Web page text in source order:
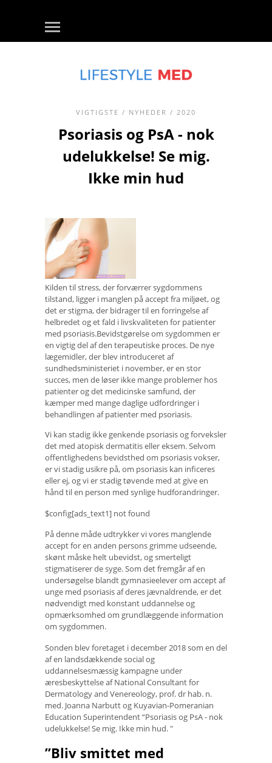
VIGTIGSTE / NYHEDER / 2020
Psoriasis og PsA - nok
udelukkelse! Se mig.
Ikke min hud
Kilden til stress, der forværrer sygdommens
tilstand, ligger i manglen på accept fra miljøet, og
det er stigma, der bidrager til en forringelse af
helbredet og et fald i livskvaliteten for patienter
med psoriasis.Bevidstgørelse om sygdommen er
en vigtig del af den terapeutiske proces. De nye
lægemidler, der blev introduceret af
sundhedsministeriet i november, er en stor
succes, men de løser ikke mange problemer hos
patienter og det medicinske samfund, der
kæmper med mange daglige udfordringer i
behandlingen af ​​patienter med psoriasis.
Vi kan stadig ikke genkende psoriasis og forveksler
det med atopisk dermatitis eller eksem. Selvom
offentlighedens bevidsthed om psoriasis vokser,
er vi stadig usikre på, om psoriasis kan inficeres
eller ej, og vi er stadig tøvende med at give en
hånd til en person med synlige hudforandringer.
$config[ads_text1] not found
På denne måde udtrykker vi vores manglende
accept for en anden persons grimme udseende,
skønt måske helt ubevidst, og smerteligt
stigmatiserer de syge. Som det fremgår af en
undersøgelse blandt gymnasieelever om accept af
unge med psoriasis af deres jævnaldrende, er det
nødvendigt med konstant uddannelse og
opmærksomhed om grundlæggende information
om sygdommen.
Sonden blev foretaget i december 2018 som en del
af en landsdækkende social og
uddannelsesmæssig kampagne under
æresbeskyttelse af National Consultant for
Dermatology and Venereology, prof. dr hab. n.
med. Joanna Narbutt og Kuyavian-Pomeranian
Education Superintendent “Psoriasis og PsA - nok
udelukkelse! Se mig. Ikke min hud. "
”Bliv smittet med